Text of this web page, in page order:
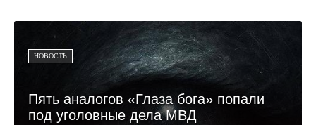
НОВОСТЬ
Пять аналогов «Глаза бога» попали
под уголовные дела МВД